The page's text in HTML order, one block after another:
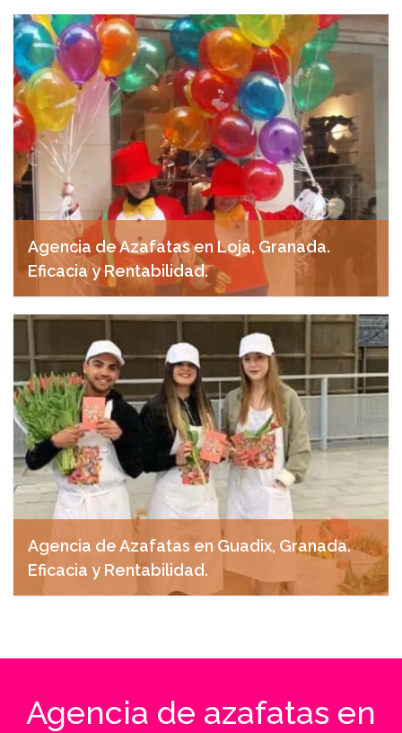
abril 29, 2025
Agencia de Azafatas en Loja, Granada.
Eficacia y Rentabilidad.
abril 29, 2025
Agencia de Azafatas en Guadix, Granada.
Eficacia y Rentabilidad.
Agencia de azafatas en